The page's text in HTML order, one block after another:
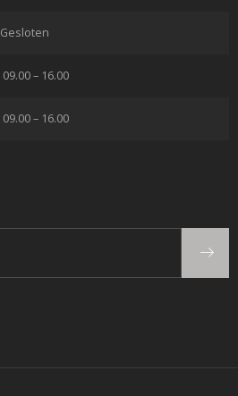
Gesloten
09.00 – 16.00
09.00 – 16.00